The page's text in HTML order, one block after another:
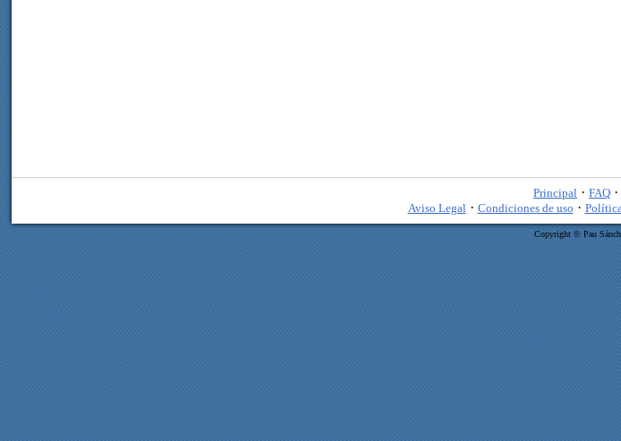
Principal · FAQ ·
Aviso Legal · Condiciones de uso ·
Copyright © Pau